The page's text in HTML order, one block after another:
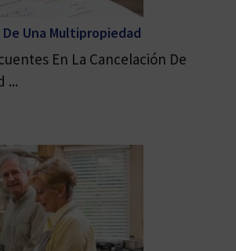
Una Multipropiedad
En La Cancelación De
...